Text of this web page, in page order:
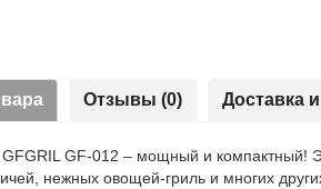
Отзывы (0) Доставка
GFGRIL GF-012 – мощный и компактный!
нежных овощей-гриль и многих